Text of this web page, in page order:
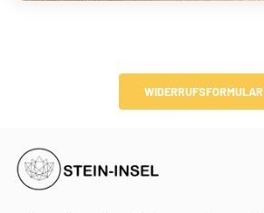
WIDERRUFSFORMULAR